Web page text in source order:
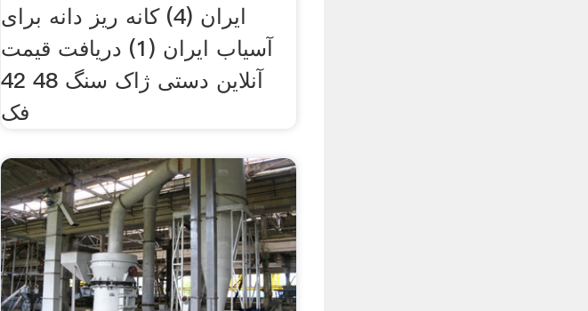
ایران (4) كانه ریز دانه برای
آسیاب ایران (1) دریافت قیمت
آنلاین دستی ژاک سنگ 48 42
فک